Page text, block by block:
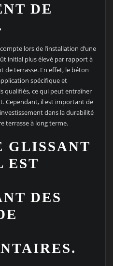
DE
lors de l’installation d’une
initial plus élevé par rapport à
de terrasse. En effet, le béton
spécifique et
qualifiés, ce qui peut entraîner
Cependant, il est important de
dans la durabilité
terrasse à long terme.
GLISSANT
EST
DES